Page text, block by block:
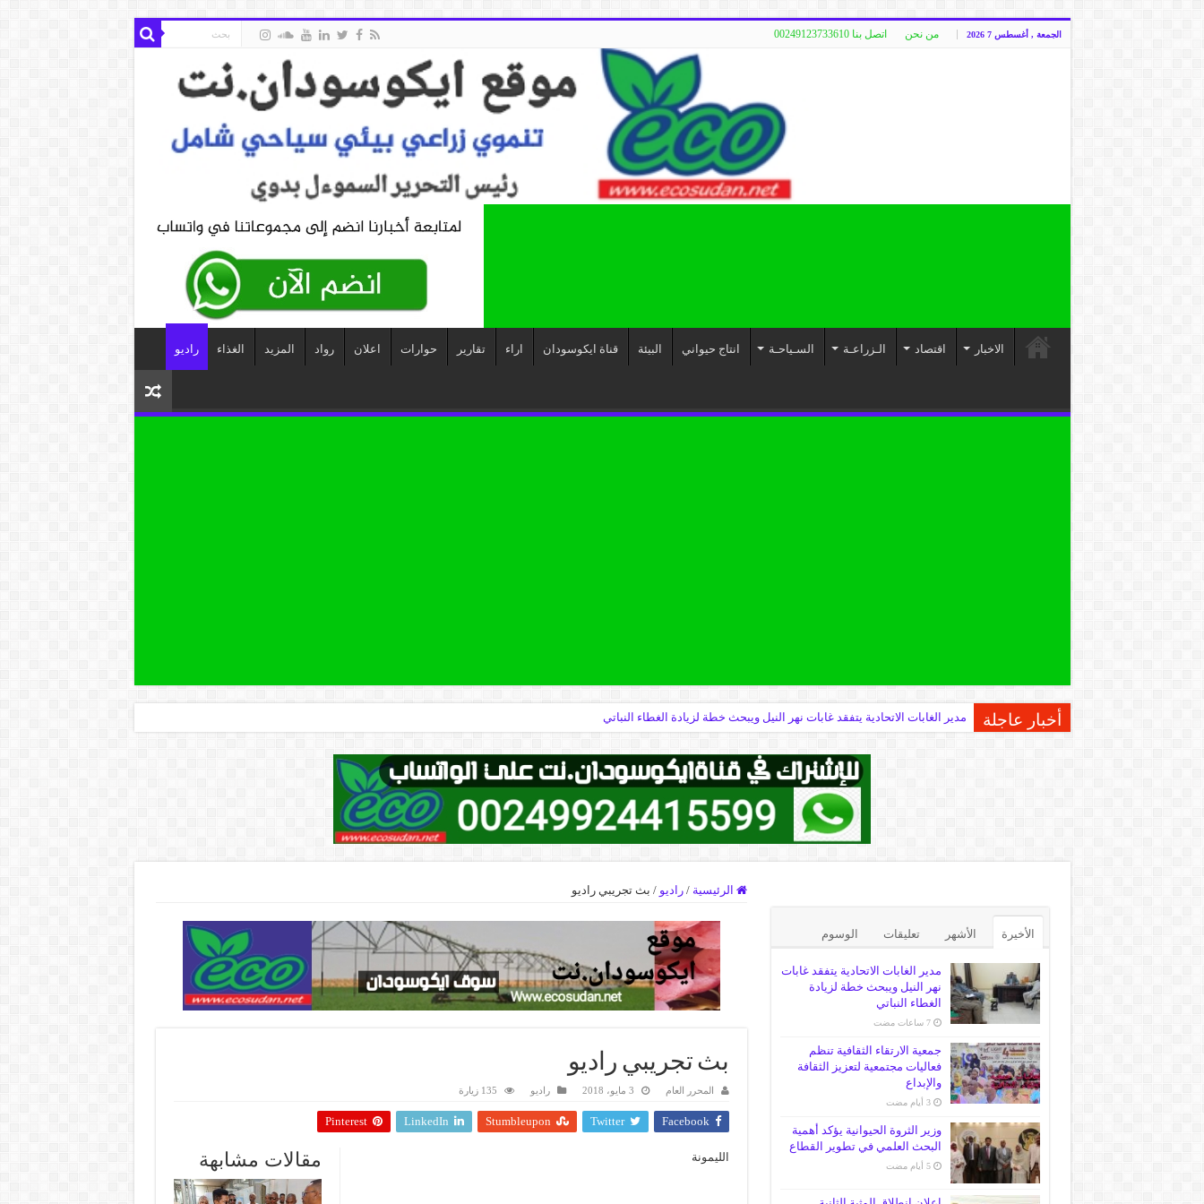
الجمعة , أغسطس 7 2026 من نحن اتصل بنا 00249123733610
الاخبار اقتصاد الـزراعـة السـياحـة انتاج حيواني البيئة قناة ايكوسودان اراء تقارير حوارات اعلان رواد المزيد الغذاء راديو
أخبار عاجلة مدير الغابات الاتحادية يتفقد غابات نهر النيل ويبحث خطة لزيادة الغطاء النباتي
الرئيسية / راديو / بث تجريبي راديو
بث تجريبي راديو
المحرر العام 3 مايو، 2018 راديو 135 زيارة
Facebook
Twitter
Stumbleupon
LinkedIn
Pinterest
مقالات مشابهة الليمونة
الأخيرة الأشهر تعليقات الوسوم
مدير الغابات الاتحادية يتفقد غابات
نهر النيل ويبحث خطة لزيادة
الغطاء النباتي
‏7 ساعات مضت
جمعية الارتقاء الثقافية تنظم
فعاليات مجتمعية لتعزيز الثقافة
والإبداع
‏3 أيام مضت
وزير الثروة الحيوانية يؤكد أهمية
البحث العلمي في تطوير القطاع
‏5 أيام مضت